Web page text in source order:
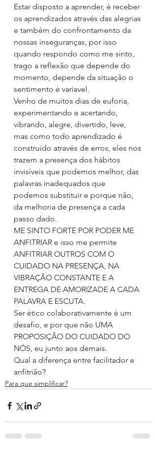
Estar disposto a aprender, é receber
os aprendizados através das alegrias
e também do confrontamento da
nossas inseguranças, por isso
quando respondo como me sinto,
trago a reflexão que depende do
momento, depende da situação o
sentimento é variavel.
Venho de muitos dias de euforia,
experimentando e acertando,
vibrando, alegre, divertido, leve,
mas como todo aprendizado é
construído através de erros, eles nos
trazem a presença dos hábitos
invisíveis que podemos melhor, das
palavras inadequados que
podemos substituir e porque não,
da melhoria de presença a cada
passo dado.
ME SINTO FORTE POR PODER ME
ANFITRIAR e isso me permite
ANFITRIAR OUTROS COM O
CUIDADO NA PRESENÇA, NA
VIBRAÇÃO CONSTANTE E A
ENTREGA DE AMORIZADE A CADA
PALAVRA E ESCUTA.
Ser ético colaborativamente é um
desafio, e por que não UMA
PROPOSIÇÃO DO CUIDADO DO
NÓS, eu junto aos demais.
Qual a diferença entre facilitador e
anfitrião?
Para que simplificar?